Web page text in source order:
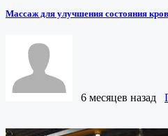
Массаж для улучшения состояния
6 месяцев назад